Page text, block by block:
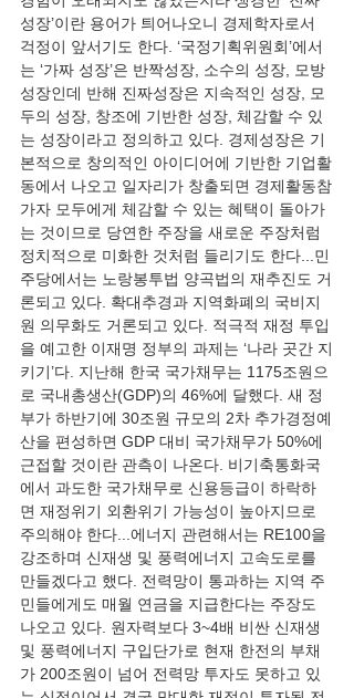
성장’이란 용어가 틔어나오니 경제학자로서
걱정이 앞서기도 한다. ‘국정기획위원회’에서
는 ‘가짜 성장’은 반짝성장, 소수의 성장, 모방
성장인데 반해 진짜성장은 지속적인 성장, 모
두의 성장, 창조에 기반한 성장, 체감할 수 있
는 성장이라고 정의하고 있다. 경제성장은 기
본적으로 창의적인 아이디어에 기반한 기업활
동에서 나오고 일자리가 창출되면 경제활동참
가자 모두에게 체감할 수 있는 혜택이 돌아가
는 것이므로 당연한 주장을 새로운 주장처럼
정치적으로 미화한 것처럼 들리기도 한다...민
주당에서는 노랑봉투법 양곡법의 재추진도 거
론되고 있다. 확대추경과 지역화폐의 국비지
원 의무화도 거론되고 있다. 적극적 재정 투입
을 예고한 이재명 정부의 과제는 ‘나라 곳간 지
키기’다. 지난해 한국 국가채무는 1175조원으
로 국내총생산(GDP)의 46%에 달했다. 새 정
부가 하반기에 30조원 규모의 2차 추가경정예
산을 편성하면 GDP 대비 국가채무가 50%에
근접할 것이란 관측이 나온다. 비기축통화국
에서 과도한 국가채무로 신용등급이 하락하
면 재정위기 외환위기 가능성이 높아지므로
주의해야 한다...에너지 관련해서는 RE100을
강조하며 신재생 및 풍력에너지 고속도로를
만들겠다고 했다. 전력망이 통과하는 지역 주
민들에게도 매월 연금을 지급한다는 주장도
나오고 있다. 원자력보다 3~4배 비싼 신재생
및 풍력에너지 구입단가로 현재 한전의 부채
가 200조원이 넘어 전력망 투자도 못하고 있